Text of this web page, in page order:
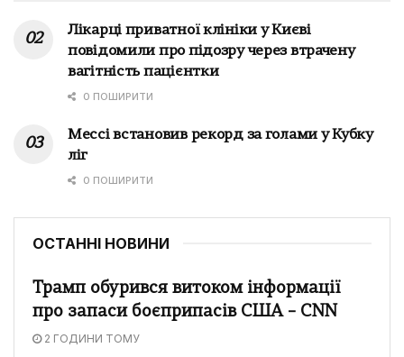
Лікарці приватної клініки у Києві
повідомили про підозру через втрачену
вагітність пацієнтки
0 ПОШИРИТИ
Мессі встановив рекорд за голами у Кубку
ліг
0 ПОШИРИТИ
ОСТАННІ НОВИНИ
Трамп обурився витоком інформації
про запаси боєприпасів США – CNN
2 ГОДИНИ ТОМУ